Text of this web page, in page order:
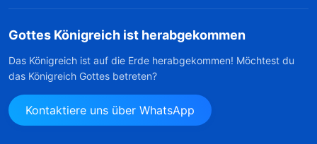
Gottes Königreich ist herabgekommen
Das Königreich ist auf die Erde herabgekommen! Möchtest du
das Königreich Gottes betreten?
Kontaktiere uns über WhatsApp